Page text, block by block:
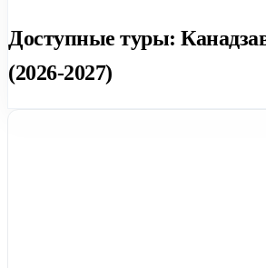
Доступные туры:
(2026-2027)